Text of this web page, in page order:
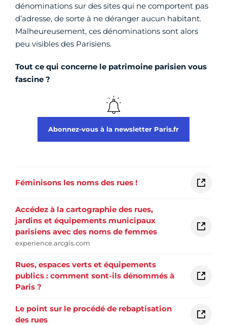
dénominations sur des sites qui ne comportent pas
d’adresse, de sorte à ne déranger aucun habitant.
Malheureusement, ces dénominations sont alors
peu visibles des Parisiens.
Tout ce qui concerne le patrimoine parisien vous
fascine ?
Abonnez-vous à la newsletter Paris.fr
Féminisons les noms des rues !
Accédez à la cartographie des rues,
jardins et équipements municipaux
parisiens avec des noms de femmes
experience.arcgis.com
Rues, espaces verts et équipements
publics : comment sont-ils dénommés à
Paris ?
Le point sur le procédé de rebaptisation
des rues